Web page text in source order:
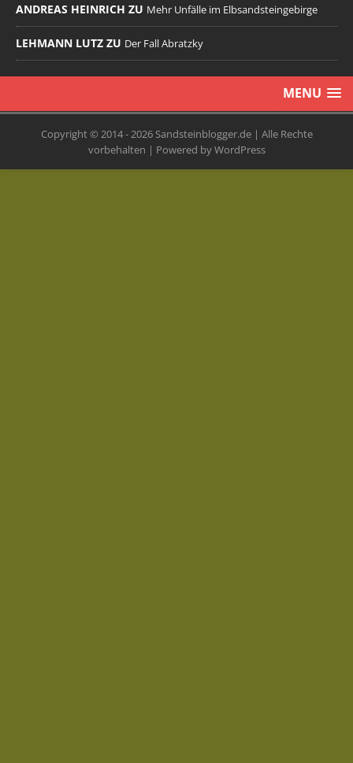
ANDREAS HEINRICH ZU Mehr Unfälle im Elbsandsteingebirge
LEHMANN LUTZ ZU Der Fall Abratzky
MENU
Copyright © 2014 - 2026 Sandsteinblogger.de | Alle Rechte
vorbehalten | Powered by WordPress